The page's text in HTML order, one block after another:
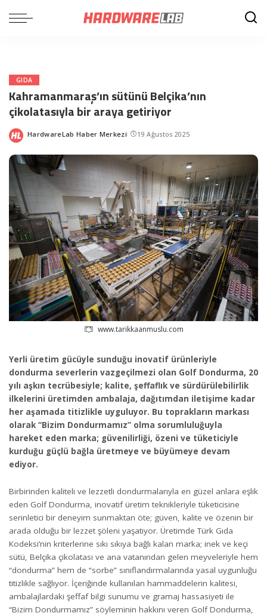
GIDA
Kahramanmaraş’ın sütünü Belçika’nın
çikolatasıyla bir araya getiriyor
Posted
HardwareLab Haber Merkezi 19 Ağustos 2025
www.tarikkaanmuslu.com
Yerli üretim gücüyle sunduğu inovatif ürünleriyle
dondurma severlerin vazgeçilmezi olan Golf Dondurma, 20
yılı aşkın tecrübesiyle; kalite, şeffaflık ve sürdürülebilirlik
ilkelerini üretimden ambalaja, dağıtımdan iletişime kadar
her aşamada titizlikle uyguluyor. Bu toprakların markası
olarak “Bizim Dondurmamız” olma sorumluluğuyla
hareket eden marka; güvenilirliği, özeni ve tüketiciyle
kurduğu güçlü bağla üretmeye ve büyümeye devam
ediyor.
Birbirinden kaliteli ve lezzetli dondurmalarıyla en güzel anlara eşlik
eden Golf Dondurma, inovatif üretim teknikleriyle tüketicisine
serinletici bir deneyim sunmaktan öte; güven, kalite ve özenin bir
arada olduğu bir lezzet şöleni yaşatıyor. Üretimde Türk Gıda
Kodeksi’nin kriterlerine sıkı sıkıya bağlı kalan marka; inek ve keçi
sütü, Belçika çikolatası ve ana vatanından gelen meyveleriyle hem
“dondurma” hem de “sorbe” sınıflandırmalarında yasal uygunluğu
titizlikle sağlıyor. İçeriğinde kullanılan hammaddelerin kalitesi,
ambalajlardaki şeffaf bilgi sunumu ve gramaj hassasiyeti ile
“Bizim Dondurmamız” söyleminin hakkını veren Golf Dondurma,